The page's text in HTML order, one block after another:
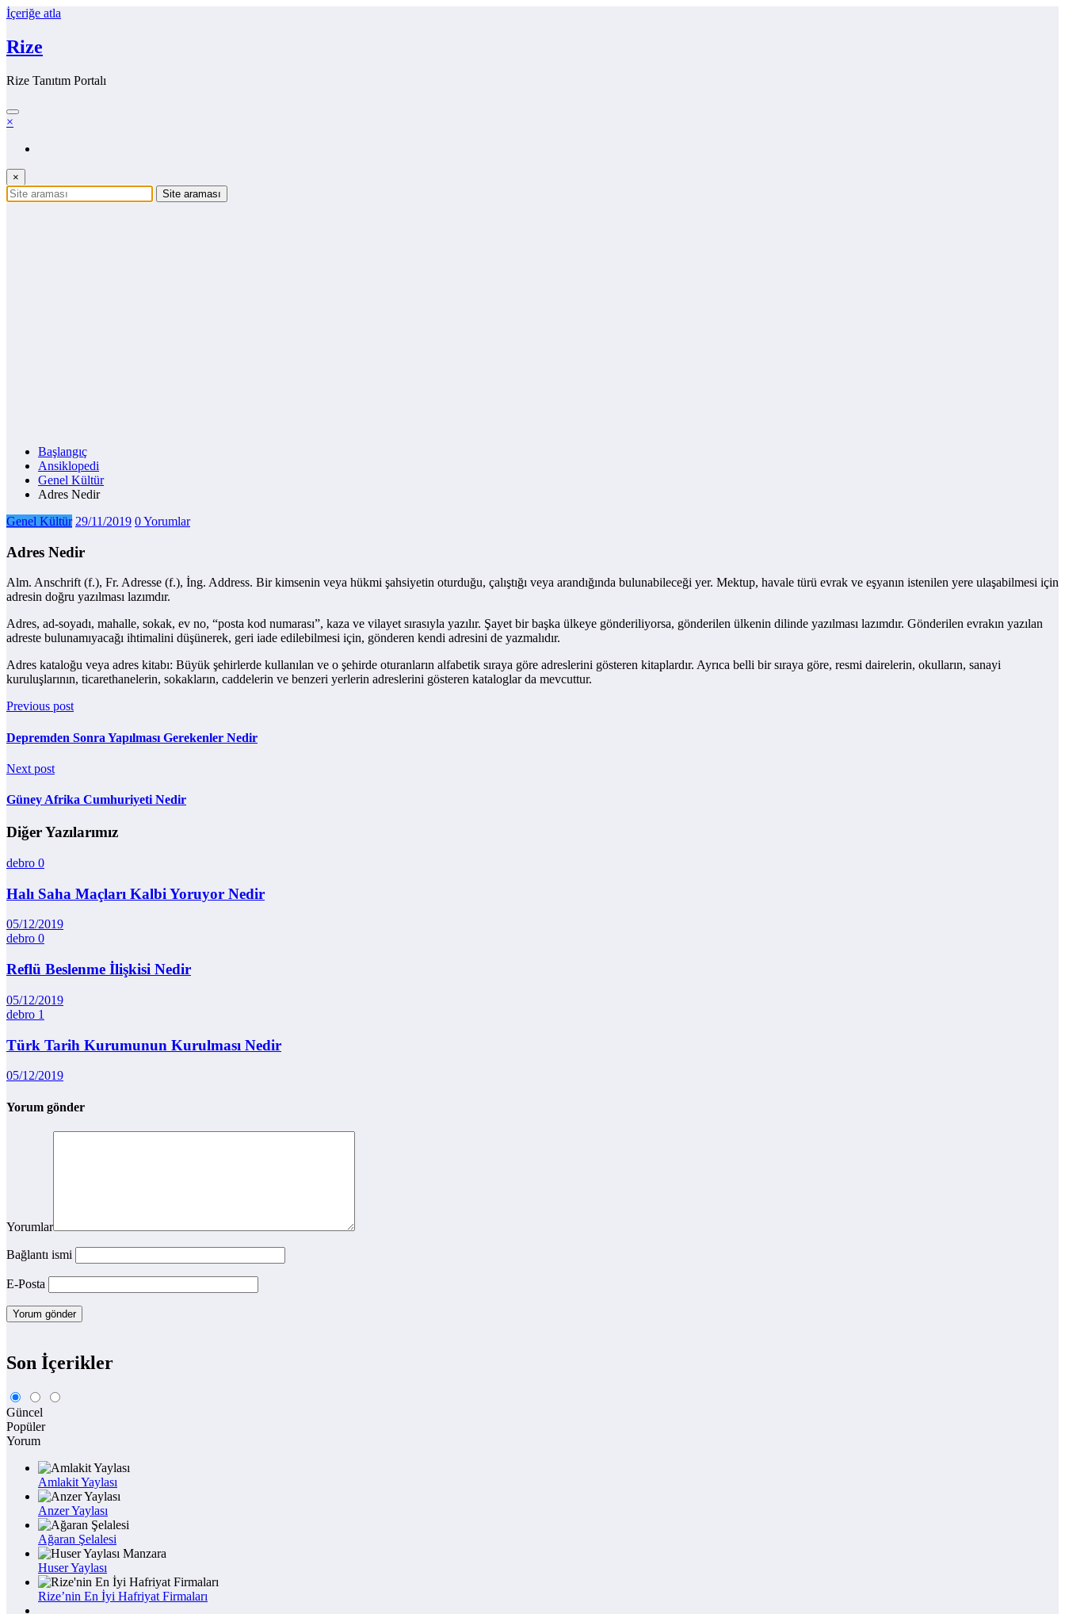
İçeriğe atla
Rize
Rize Tanıtım Portalı
×
×
Başlangıç
Ansiklopedi
Genel Kültür
Adres Nedir
Genel Kültür 29/11/2019 0 Yorumlar
Adres Nedir
Alm. Anschrift (f.), Fr. Adresse (f.), İng. Address. Bir kimsenin veya hükmi şahsiyetin oturduğu, çalıştığı veya arandığında bulunabileceği yer. Mektup, havale türü evrak ve eşyanın istenilen yere ulaşabilmesi için
adresin doğru yazılması lazımdır.
Adres, ad-soyadı, mahalle, sokak, ev no, “posta kod numarası”, kaza ve vilayet sırasıyla yazılır. Şayet bir başka ülkeye gönderiliyorsa, gönderilen ülkenin dilinde yazılması lazımdır. Gönderilen evrakın yazılan
adreste bulunamıyacağı ihtimalini düşünerek, geri iade edilebilmesi için, gönderen kendi adresini de yazmalıdır.
Adres kataloğu veya adres kitabı: Büyük şehirlerde kullanılan ve o şehirde oturanların alfabetik sıraya göre adreslerini gösteren kitaplardır. Ayrıca belli bir sıraya göre, resmi dairelerin, okulların, sanayi
kuruluşlarının, ticarethanelerin, sokakların, caddelerin ve benzeri yerlerin adreslerini gösteren kataloglar da mevcuttur.
Previous post
Depremden Sonra Yapılması Gerekenler Nedir
Next post
Güney Afrika Cumhuriyeti Nedir
Diğer Yazılarımız
debro 0
Halı Saha Maçları Kalbi Yoruyor Nedir
05/12/2019
debro 0
Reflü Beslenme İlişkisi Nedir
05/12/2019
debro 1
Türk Tarih Kurumunun Kurulması Nedir
05/12/2019
Yorum gönder
Yorumlar
Bağlantı ismi
E-Posta
Son İçerikler
Güncel
Popüler
Yorum
Amlakit Yaylası
Anzer Yaylası
Ağaran Şelalesi
Huser Yaylası
Rize’nin En İyi Hafriyat Firmaları